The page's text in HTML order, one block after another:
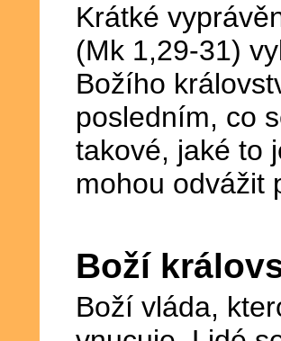
Krátké
(Mk 1,29-31)
Božího
posledním, co
takové, jaké to
mohou odvážit
Boží
Boží vláda,